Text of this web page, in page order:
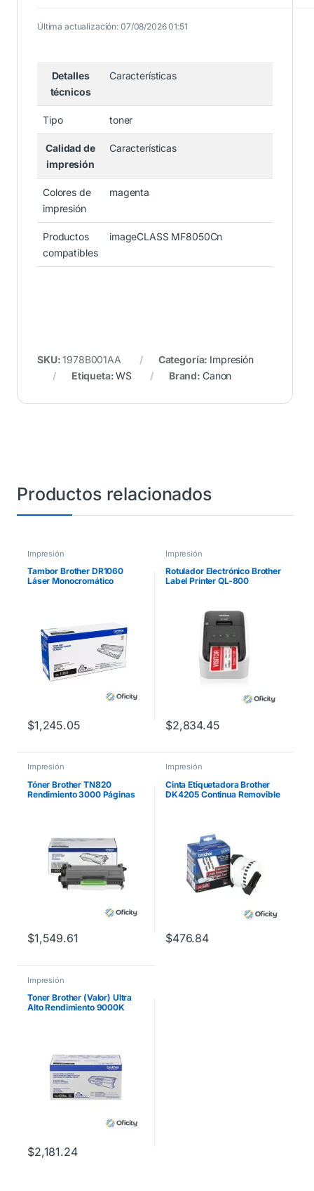
Última actualización: 07/08/2026 01:51
Detalles
técnicos
Características
Tipo toner
Calidad de
impresión
Características
Colores de
impresión
magenta
Productos
compatibles
imageCLASS MF8050Cn
SKU:1978B001AA Categoría: Impresión
Etiqueta:WS Brand: Canon
Productos relacionados
Impresión
Tambor Brother DR1060
Láser Monocromático
$1,245.05
Impresión
Rotulador Electrónico Brother
Label Printer QL-800
$2,834.45
Impresión
Tóner Brother TN820
Rendimiento 3000 Páginas
$1,549.61
Impresión
Cinta Etiquetadora Brother
DK4205 Continua Removible
$476.84
Impresión
Toner Brother (Valor) Ultra
Alto Rendimiento 9000K
$2,181.24